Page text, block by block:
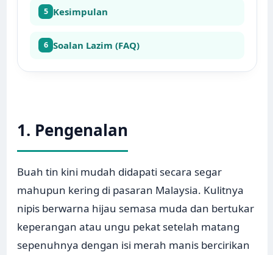
5 Kesimpulan
6 Soalan Lazim (FAQ)
1. Pengenalan
Buah tin kini mudah didapati secara segar
mahupun kering di pasaran Malaysia. Kulitnya
nipis berwarna hijau semasa muda dan bertukar
keperangan atau ungu pekat setelah matang
sepenuhnya dengan isi merah manis bercirikan